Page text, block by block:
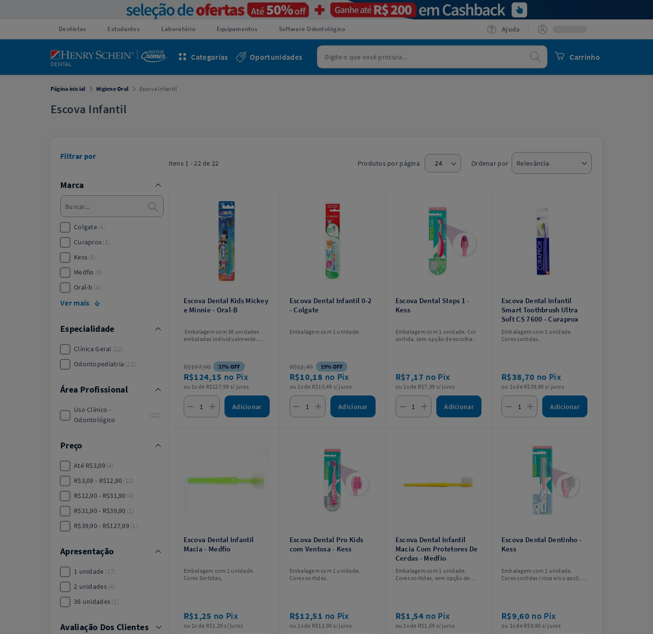
Dentistas Estudantes Laboratório Equipamentos Software Odontológico Ajuda
Carrinho
Procurar
Oportunidades
Categorias
Página inicial Higiene Oral Escova Infantil
Escova Infantil
Itens 1 - 22 de 22 Produtos por página Ordenar por
Escova Dental Kids Mickey
e Minnie - Oral-B
Embalagem com 36 unidades
embaladas individualmente.
R$197,90 37% OFF
R$124,15 no Pix
ou 1x de R$127,99 s/ juros
Adicionar
Escova Dental Infantil 0-2
- Colgate
Embalagem com 1 unidade.
R$12,49 19% OFF
R$10,18 no Pix
ou 1x de R$10,49 s/ juros
Adicionar
Escova Dental Steps 1 -
Kess
Embalagem com 1 unidade. Cor
sortida, sem opção de escolha.
R$7,17 no Pix
ou 1x de R$7,39 s/ juros
Adicionar
Escova Dental Infantil
Smart Toothbrush Ultra
Soft CS 7600 - Curaprox
Embalagem com 1 unidade.
Cores sortidas.
R$38,70 no Pix
ou 1x de R$39,90 s/ juros
Adicionar
Escova Dental Infantil
Macia - Medfio
Embalagem com 1 unidade.
Cores Sortidas.
R$1,25 no Pix
ou 1x de R$1,29 s/ juros
Escova Dental Pro Kids
com Ventosa - Kess
Embalagem com 1 unidade.
Cores sortidas.
R$12,51 no Pix
ou 1x de R$12,90 s/ juros
Escova Dental Infantil
Macia Com Protetores De
Cerdas - Medfio
Embalagem com 1 unidade.
Cores sortidas, sem opção de
R$1,54 no Pix
ou 1x de R$1,59 s/ juros
Escova Dental Dentinho -
Kess
Embalagem com 1 unidade.
Cores sortidas (rosa e/ou azul),
R$9,60 no Pix
ou 1x de R$9,90 s/ juros
Filtrar por
Marca
Colgate 4
Curaprox 1
Kess 5
Medfio 6
Oral-b 4
Ver mais
Especialidade
Clínica Geral 22
Odontopediatria 22
Área Profissional
Uso Clínico -
Odontológico
22
Preço
Até R$3,09 4
R$3,09 - R$12,90 12
R$12,90 - R$31,90 4
R$31,90 - R$39,90 1
R$39,90 - R$127,99 1
Apresentação
1 unidade 17
2 unidades 4
36 unidades 1
Avaliação Dos Clientes